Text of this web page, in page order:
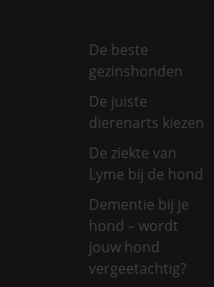
De beste
gezinshonden
De juiste
dierenarts kiezen
De ziekte van
Lyme bij de hond
Dementie bij je
hond – wordt
jouw hond
vergeetachtig?